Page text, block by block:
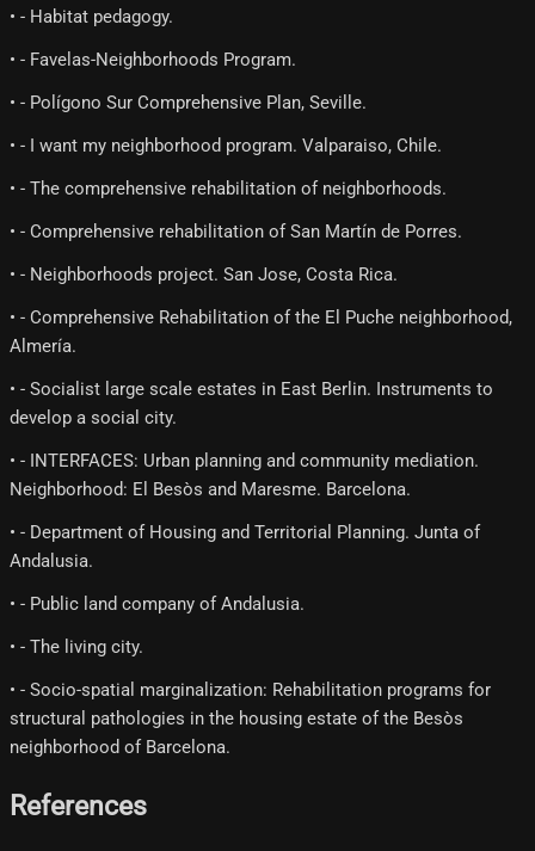
• - Habitat pedagogy.
• - Favelas-Neighborhoods Program.
• - Polígono Sur Comprehensive Plan, Seville.
• - I want my neighborhood program. Valparaiso, Chile.
• - The comprehensive rehabilitation of neighborhoods.
• - Comprehensive rehabilitation of San Martín de Porres.
• - Neighborhoods project. San Jose, Costa Rica.
• - Comprehensive Rehabilitation of the El Puche neighborhood,
Almería.
• - Socialist large scale estates in East Berlin. Instruments to
develop a social city.
• - INTERFACES: Urban planning and community mediation.
Neighborhood: El Besòs and Maresme. Barcelona.
• - Department of Housing and Territorial Planning. Junta of
Andalusia.
• - Public land company of Andalusia.
• - The living city.
• - Socio-spatial marginalization: Rehabilitation programs for
structural pathologies in the housing estate of the Besòs
neighborhood of Barcelona.
References